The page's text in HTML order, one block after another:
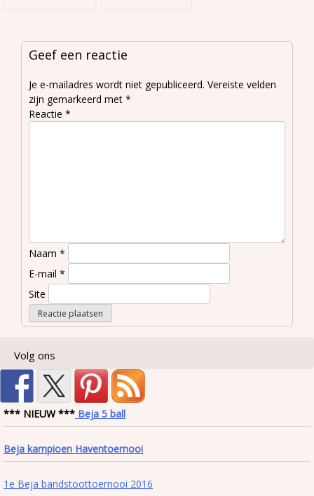
Geef een reactie
Je e-mailadres wordt niet gepubliceerd. Vereiste velden
zijn gemarkeerd met *
Reactie *
Naam *
E-mail *
Site
Volg ons
*** NIEUW *** Beja 5 ball
Beja kampioen Haventoernooi
1e Beja bandstoottoernooi 2016